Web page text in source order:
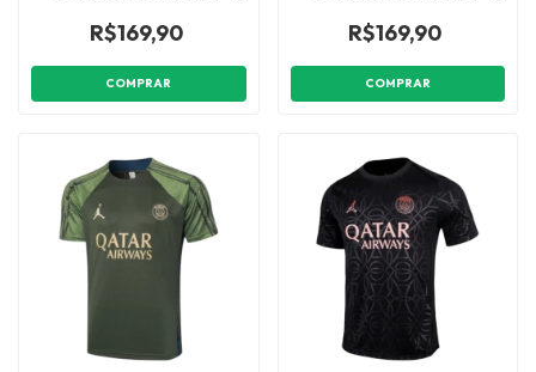
- VINHO COM DETALHES EM
VERDE
R$169,90
COMPRAR
- VERDE COM DETALHES EM
VINHO
R$169,90
COMPRAR